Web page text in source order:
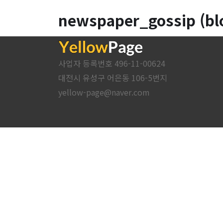
newspaper_gossip
사업자 등록번호 496-11-00624
대전시 유성구 어은동 106-5번지
yellow-page@naver.com